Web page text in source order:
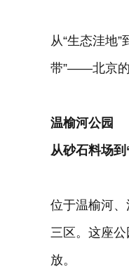
从“生态洼地
带”——北京的
温榆河公园
从砂石料场
位于温榆河
三区。这座
放。